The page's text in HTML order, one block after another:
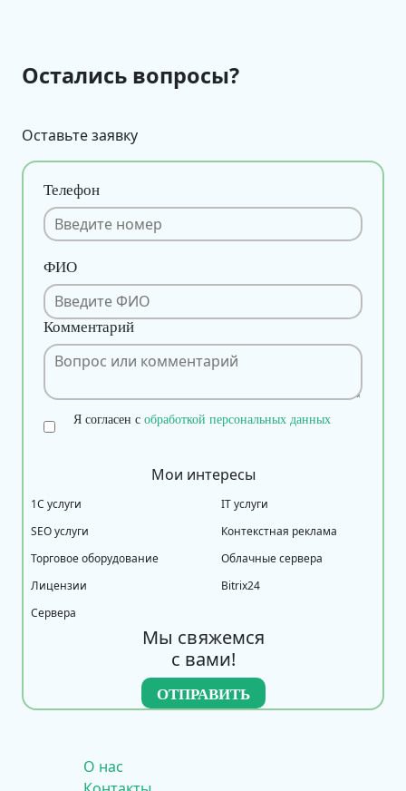
Остались вопросы?
Оставьте заявку
Телефон
ФИО
Комментарий
Я согласен с обработкой персональных данных
Мои интересы
1С услуги
IT услуги
SEO услуги
Контекстная реклама
Торговое оборудование
Облачные сервера
Лицензии
Bitrix24
Сервера
Мы свяжемся
с вами!
О нас